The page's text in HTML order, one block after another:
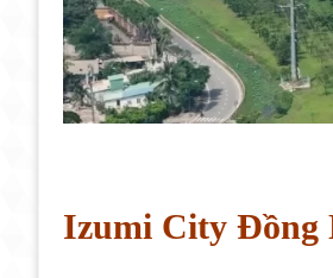
Izumi City Đồng